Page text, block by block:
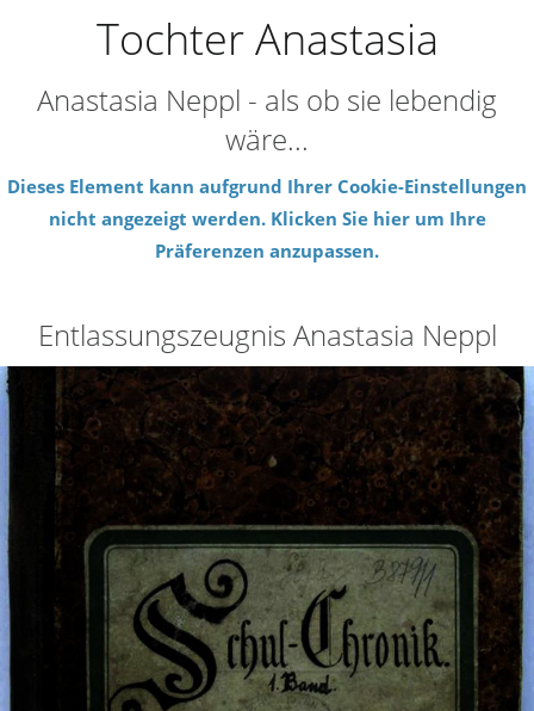
Tochter Anastasia
Anastasia Neppl - als ob sie lebendig
wäre...
Dieses Element kann aufgrund Ihrer Cookie-Einstellungen
nicht angezeigt werden. Klicken Sie hier um Ihre
Präferenzen anzupassen.
Entlassungszeugnis Anastasia Neppl